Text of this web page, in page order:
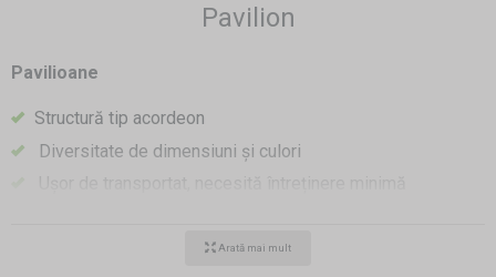
Pavilion
Pavilioane
Structură tip acordeon
Diversitate de dimensiuni și culori
hexagonal în două varianteArată mai mult